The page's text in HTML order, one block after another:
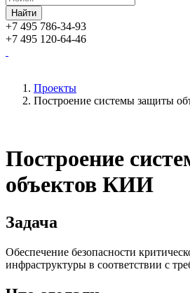
+7 495 786-34-93
+7 495 120-64-46
Проекты
Построение системы защиты
Построение
объектов КИИ
Задача
Обеспечение безопасности
инфраструктуры в соответствии с